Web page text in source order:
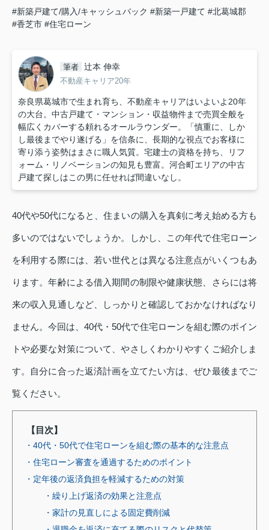
#新築戸建て/購入/キャッシュバック #新築一戸建て #北葛城郡
#香芝市 #住宅ローン
筆者 辻本 伸幸
不動産キャリア20年
奈良県葛城市で生まれ育ち、不動産キャリアはいよいよ20年
の大台。中古戸建て・マンション・収益物件まで売買全般を
幅広くカバーする頼れるオールラウンダー。「慎重に、しか
し最後までやり遂げる」を信条に、長期的な視点でお客様に
寄り添う姿勢はまさに職人気質。宅建士の資格を持ち、リフ
ォーム・リノベーションの知見も豊富。河合町エリアの中古
戸建て探しはこの男に任せれば間違いなし。
40代や50代になると、住まいの購入を真剣に考え始める方も
多いのではないでしょうか。しかし、この年代で住宅ローン
を利用する際には、若い世代とは異なる注意点がいくつもあ
ります。年齢による借入期間の制限や健康状態、さらには将
来の収入見通しなど、しっかりと確認しておかなければなり
ません。今回は、40代・50代で住宅ローンを組む際のポイン
トや必要な対策について、やさしくわかりやすくご紹介しま
す。自分に合った返済計画を立てたい方は、ぜひ最後までご
覧ください。
【目次】
・40代・50代で住宅ローンを組む際の基本的な注意点
・住宅ローン審査を通過するためのポイント
・定年後の返済負担を軽減するための対策
・繰り上げ返済の効果と注意点
・家計の見直しによる固定費削減